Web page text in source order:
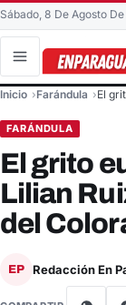
Sábado, 8 De Agosto
Buscar en el sitio
Inicio Farándula El
FARÁNDULA
El grito
Lilian
del
EP Redacción En